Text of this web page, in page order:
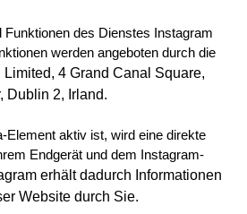
Funktionen des Dienstes Instagram
werden angeboten durch die
Limited, 4 Grand Canal Square,
Dublin 2, Irland.
Element aktiv ist, wird eine direkte
Endgerät und dem Instagram-
erhält dadurch Informationen
Website durch Sie.